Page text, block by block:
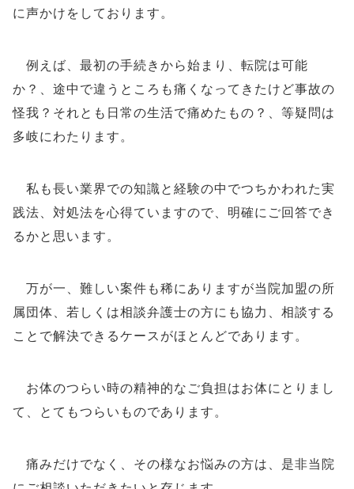
に声かけをしております。
例えば、最初の手続きから始まり、転院は可能
か？、途中で違うところも痛くなってきたけど事故の
怪我？それとも日常の生活で痛めたもの？、等疑問は
多岐にわたります。
私も長い業界での知識と経験の中でつちかわれた実
践法、対処法を心得ていますので、明確にご回答でき
るかと思います。
万が一、難しい案件も稀にありますが当院加盟の所
属団体、若しくは相談弁護士の方にも協力、相談する
ことで解決できるケースがほとんどであります。
お体のつらい時の精神的なご負担はお体にとりまし
て、とてもつらいものであります。
痛みだけでなく、その様なお悩みの方は、是非当院